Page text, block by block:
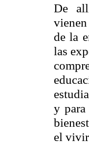
De
de la
las
y
el vivir